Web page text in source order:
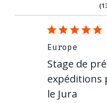
Europe
Stage de
expéditions
le Jura